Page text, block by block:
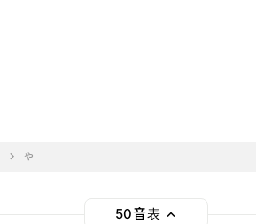
や
50音表